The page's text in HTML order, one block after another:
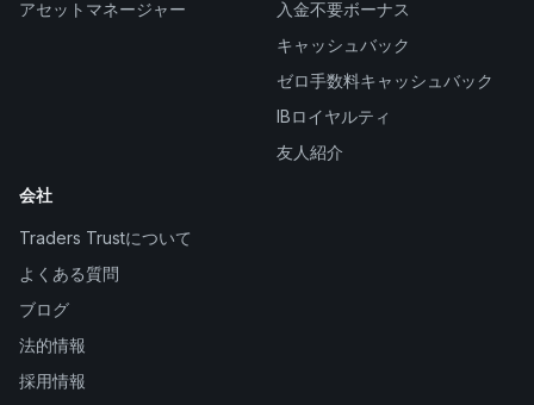
アセットマネージャー
入金不要ボーナス
キャッシュバック
ゼロ手数料キャッシュバック
IBロイヤルティ
友人紹介
会社
Traders Trustについて
よくある質問
ブログ
法的情報
採用情報